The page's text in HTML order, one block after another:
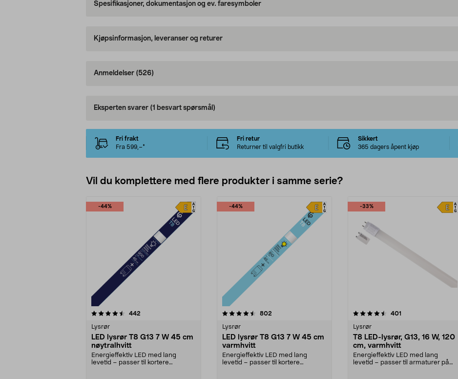
Spesifikasjoner, dokumentasjon og ev. faresymboler
Kjøpsinformasjon, leveranser og returer
Anmeldelser (526)
Eksperten svarer (1 besvart spørsmål)
Fri frakt
Fra 599,–*
Fri retur
Returner til valgfri butikk
Sikkert
365 dagers åpent kjøp
Vil du komplettere med flere produkter i samme serie?
-44%
442
Lysrør
LED lysrør T8 G13 7 W 45 cm
nøytralhvitt
Energieffektiv LED med lang
levetid – passer til kortere
-44%
4.5av 5 stjerner 802
Lysrør
LED lysrør T8 G13 7 W 45 cm
varmhvitt
Energieffektiv LED med lang
levetid – passer til kortere
-33%
4.5av 5 stjerner 401
Lysrør
T8 LED-lysrør, G13, 16 W, 120
cm, varmhvitt
Energieffektiv LED med lang
levetid – passer til armaturer på